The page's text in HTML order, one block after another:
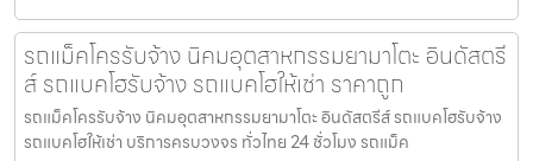
รถแม็คโครรับจ้าง นิคมอุตสาหกรรมยามาโตะ อินดัสตรี
ส์ รถแบคโฮรับจ้าง รถแบคโฮให้เช่า ราคาถูก
รถแม็คโครรับจ้าง นิคมอุตสาหกรรมยามาโตะ อินดัสตรีส์ รถแบคโฮรับจ้าง
รถแบคโฮให้เช่า บริการครบวงจร ทั่วไทย 24 ชั่วโมง รถแม็ค